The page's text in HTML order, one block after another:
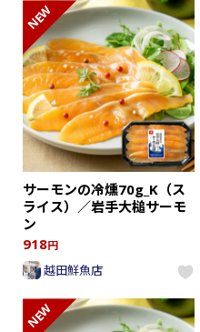
NEW
サーモンの冷燻70g_K（ス
ライス）／岩手大槌サーモ
ン
918円
越田鮮魚店
NEW